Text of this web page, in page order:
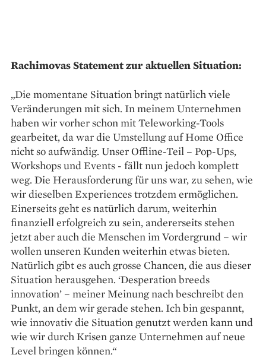
Rachimovas Statement zur aktuellen Situation:
„Die momentane Situation bringt natürlich viele
Veränderungen mit sich. In meinem Unternehmen
haben wir vorher schon mit Teleworking-Tools
gearbeitet, da war die Umstellung auf Home Office
nicht so aufwändig. Unser Offline-Teil – Pop-Ups,
Workshops und Events - fällt nun jedoch komplett
weg. Die Herausforderung für uns war, zu sehen, wie
wir dieselben Experiences trotzdem ermöglichen.
Einerseits geht es natürlich darum, weiterhin
finanziell erfolgreich zu sein, andererseits stehen
jetzt aber auch die Menschen im Vordergrund – wir
wollen unseren Kunden weiterhin etwas bieten.
Natürlich gibt es auch grosse Chancen, die aus dieser
Situation herausgehen. ‘Desperation breeds
innovation’ – meiner Meinung nach beschreibt den
Punkt, an dem wir gerade stehen. Ich bin gespannt,
wie innovativ die Situation genutzt werden kann und
wie wir durch Krisen ganze Unternehmen auf neue
Level bringen können.“